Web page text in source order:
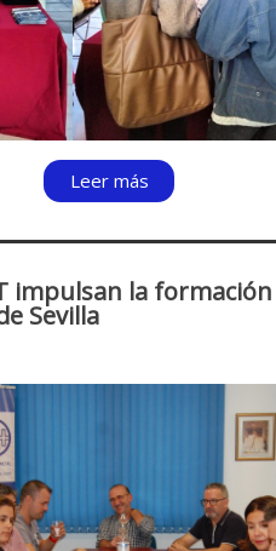
Leer más
impulsan la
Sevilla